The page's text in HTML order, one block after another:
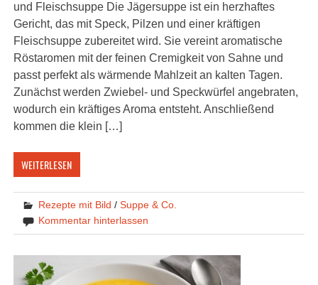
und Fleischsuppe Die Jägersuppe ist ein herzhaftes
Gericht, das mit Speck, Pilzen und einer kräftigen
Fleischsuppe zubereitet wird. Sie vereint aromatische
Röstaromen mit der feinen Cremigkeit von Sahne und
passt perfekt als wärmende Mahlzeit an kalten Tagen.
Zunächst werden Zwiebel- und Speckwürfel angebraten,
wodurch ein kräftiges Aroma entsteht. Anschließend
kommen die klein […]
WEITERLESEN
Rezepte mit Bild /Suppe & Co.
Kommentar hinterlassen